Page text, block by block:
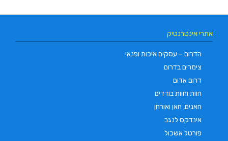
אתרי אינטרנטיק
הדרום – עסקים איכות ופנאי
צימרים בדרום
דרום אדום
חוות וחוות בודדים
חאנים, חאן ואורחן
אינדקס לנגב
פורטל אשכול